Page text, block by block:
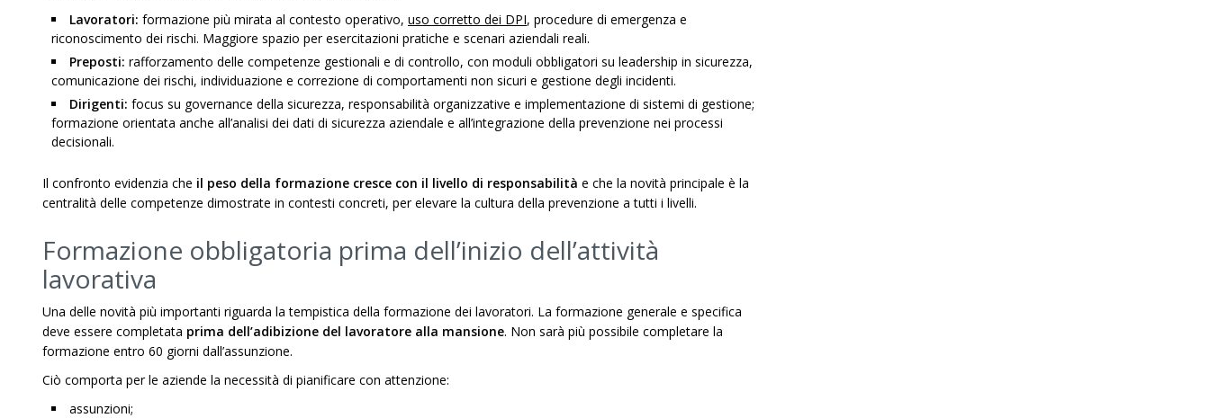
Lavoratori: formazione più mirata al contesto operativo, uso corretto dei DPI, procedure di emergenza e
riconoscimento dei rischi. Maggiore spazio per esercitazioni pratiche e scenari aziendali reali.
Preposti: rafforzamento delle competenze gestionali e di controllo, con moduli obbligatori su leadership in sicurezza,
comunicazione dei rischi, individuazione e correzione di comportamenti non sicuri e gestione degli incidenti.
Dirigenti: focus su governance della sicurezza, responsabilità organizzative e implementazione di sistemi di gestione;
formazione orientata anche all’analisi dei dati di sicurezza aziendale e all’integrazione della prevenzione nei processi
decisionali.
Il confronto evidenzia che il peso della formazione cresce con il livello di responsabilità e che la novità principale è la
centralità delle competenze dimostrate in contesti concreti, per elevare la cultura della prevenzione a tutti i livelli.
Formazione obbligatoria prima dell’inizio dell’attività
lavorativa
Una delle novità più importanti riguarda la tempistica della formazione dei lavoratori. La formazione generale e specifica
deve essere completata prima dell’adibizione del lavoratore alla mansione. Non sarà più possibile completare la
formazione entro 60 giorni dall’assunzione.
Ciò comporta per le aziende la necessità di pianificare con attenzione:
assunzioni;